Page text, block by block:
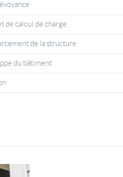
de calcul de charge
de la structure
du bâtiment